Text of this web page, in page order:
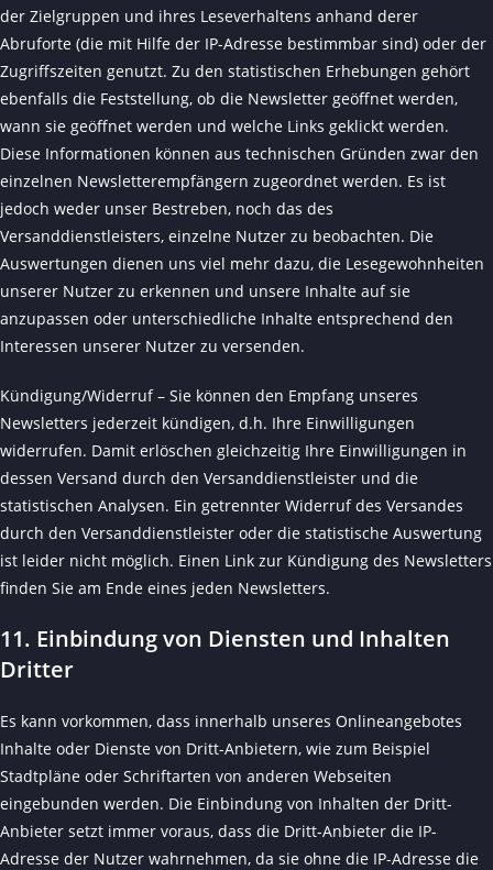
der Zielgruppen und ihres Leseverhaltens anhand derer
Abruforte (die mit Hilfe der IP-Adresse bestimmbar sind) oder der
Zugriffszeiten genutzt. Zu den statistischen Erhebungen gehört
ebenfalls die Feststellung, ob die Newsletter geöffnet werden,
wann sie geöffnet werden und welche Links geklickt werden.
Diese Informationen können aus technischen Gründen zwar den
einzelnen Newsletterempfängern zugeordnet werden. Es ist
jedoch weder unser Bestreben, noch das des
Versanddienstleisters, einzelne Nutzer zu beobachten. Die
Auswertungen dienen uns viel mehr dazu, die Lesegewohnheiten
unserer Nutzer zu erkennen und unsere Inhalte auf sie
anzupassen oder unterschiedliche Inhalte entsprechend den
Interessen unserer Nutzer zu versenden.
Kündigung/Widerruf – Sie können den Empfang unseres
Newsletters jederzeit kündigen, d.h. Ihre Einwilligungen
widerrufen. Damit erlöschen gleichzeitig Ihre Einwilligungen in
dessen Versand durch den Versanddienstleister und die
statistischen Analysen. Ein getrennter Widerruf des Versandes
durch den Versanddienstleister oder die statistische Auswertung
ist leider nicht möglich. Einen Link zur Kündigung des Newsletters
finden Sie am Ende eines jeden Newsletters.
11. Einbindung von Diensten und Inhalten
Dritter
Es kann vorkommen, dass innerhalb unseres Onlineangebotes
Inhalte oder Dienste von Dritt-Anbietern, wie zum Beispiel
Stadtpläne oder Schriftarten von anderen Webseiten
eingebunden werden. Die Einbindung von Inhalten der Dritt-
Anbieter setzt immer voraus, dass die Dritt-Anbieter die IP-
Adresse der Nutzer wahrnehmen, da sie ohne die IP-Adresse die